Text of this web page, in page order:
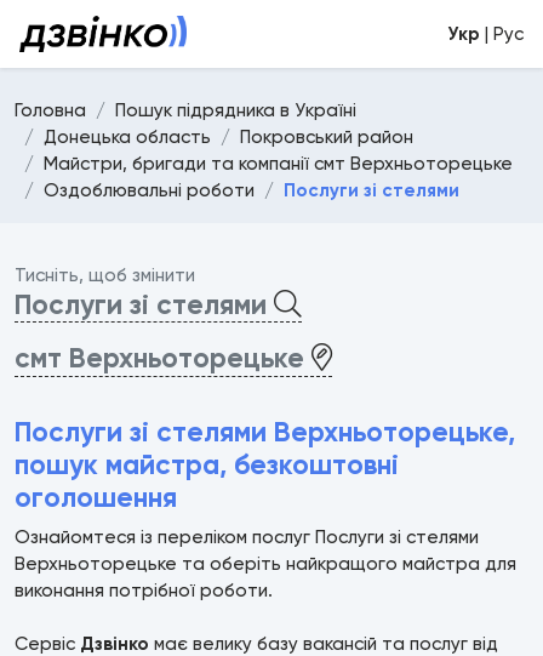
Укр | Рус
Головна
Пошук підрядника в Україні
Донецька область
Покровський район
Майстри, бригади та компанії смт Верхньоторецьке
Оздоблювальні роботи
Послуги зі стелями
Тисніть, щоб змінити
Послуги зі стелями
смт Верхньоторецьке
Послуги зі стелями Верхньоторецьке,
пошук майстра, безкоштовні
оголошення
Ознайомтеся із переліком послуг Послуги зі стелями
Верхньоторецьке та оберіть найкращого майстра для
виконання потрібної роботи.
Сервіс Дзвінко має велику базу вакансій та послуг від